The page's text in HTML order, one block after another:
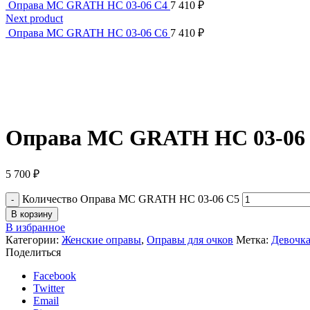
Оправа MC GRATH HC 03-06 C4 7 410 ₽
Next product
Оправа MC GRATH HC 03-06 C6 7 410 ₽
Оправа MC GRATH HC 03-06
5 700 ₽
Количество Оправа MC GRATH HC 03-06 C5
В корзину
В избранное
Категории: Женские оправы, Оправы для очков Метка: Девочка
Поделиться
Facebook
Twitter
Email